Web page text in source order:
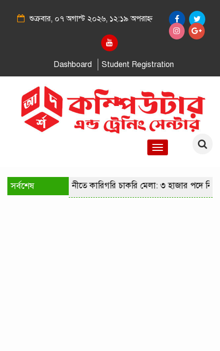
শুক্রবার, ০৭ অগাস্ট ২০২৬, ১২:১৯ অপরাহ্ন
Dashboard Student Registration
Toggle
সর্বশেষ রাজধানীতে কারিগরি চাকরি মেলা: ৩ হাজার পদে